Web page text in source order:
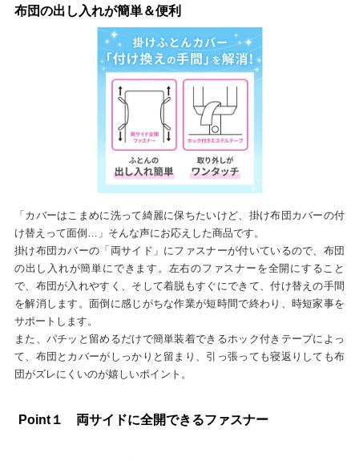
布団の出し入れが簡単＆便利
「カバーはこまめに洗って綺麗に保ちたいけど、掛け布団カバーの付
け替えって面倒…」そんな声にお応えした商品です。
掛け布団カバーの「両サイド」にファスナーが付いているので、布団
の出し入れが簡単にできます。左右のファスナーを全開にすること
で、布団が入れやすく、そして着脱もすぐにできて、付け替えの手間
を解消します。面倒に感じがちな作業が短時間で終わり、時短家事を
サポートします。
また、パチッと留めるだけで簡単装着できるホック付きテープによっ
て、布団とカバーがしっかりと留まり、引っ張っても寝返りしても布
団がズレにくいのが嬉しいポイント。
Point１ 両サイドに全開できるファスナー